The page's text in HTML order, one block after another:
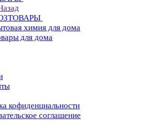
химия для дома
для дома
кофиденциальности
соглашение